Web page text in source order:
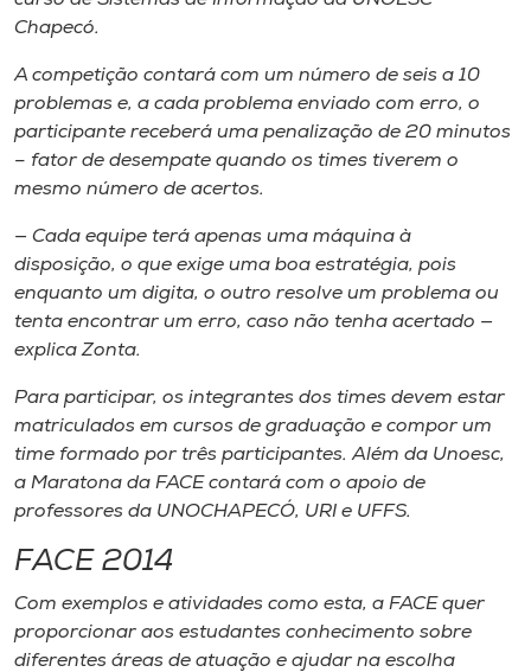
Chapecó.
A competição contará com um número de seis a 10
problemas e, a cada problema enviado com erro, o
participante receberá uma penalização de 20 minutos
– fator de desempate quando os times tiverem o
mesmo número de acertos.
— Cada equipe terá apenas uma máquina à
disposição, o que exige uma boa estratégia, pois
enquanto um digita, o outro resolve um problema ou
tenta encontrar um erro, caso não tenha acertado —
explica Zonta.
Para participar, os integrantes dos times devem estar
matriculados em cursos de graduação e compor um
time formado por três participantes. Além da Unoesc,
a Maratona da FACE contará com o apoio de
professores da UNOCHAPECÓ, URI e UFFS.
FACE 2014
Com exemplos e atividades como esta, a FACE quer
proporcionar aos estudantes conhecimento sobre
diferentes áreas de atuação e ajudar na escolha